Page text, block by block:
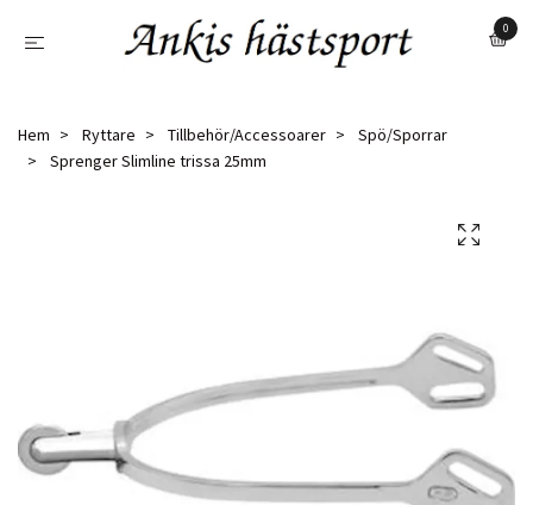
0
Hem Ryttare Tillbehör/Accessoarer
Spö/Sporrar
Sprenger Slimline trissa 25mm